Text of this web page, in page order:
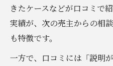
きたケースなどが口コミで
実績が、次の売主からの相
も特徴です。
一方で、口コミには「説明